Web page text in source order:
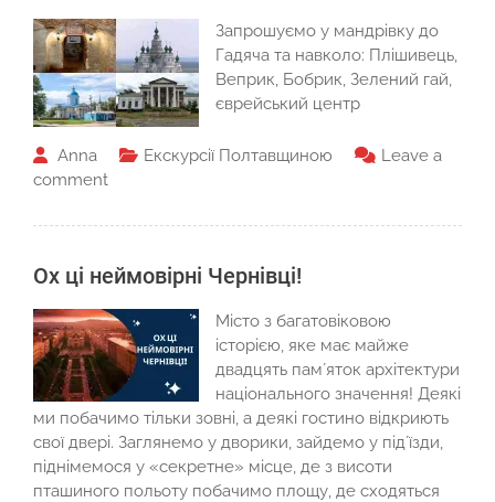
Запрошуємо у мандрівку до
Гадяча та навколо: Плішивець,
Веприк, Бобрик, Зелений гай,
єврейський центр
Anna Екскурсії Полтавщиною
Leave a
comment
Ох ці неймовірні Чернівці!
Місто з багатовіковою
історією, яке має майже
двадцять памʼяток архітектури
національного значення! Деякі
ми побачимо тільки зовні, а деякі гостино відкриють
свої двері. Заглянемо у дворики, зайдемо у підʼїзди,
піднімемося у «секретне» місце, де з висоти
пташиного польоту побачимо площу, де сходяться